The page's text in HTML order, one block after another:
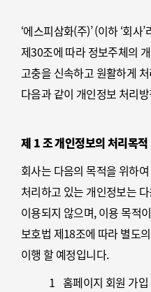
‘에스피삼화(주)’ (이하 ‘회
제30조에 따라 정보주체의
고충을 신속하고 원활하게
다음과 같이 개인정보 처리
제 1 조 개인정보의 처리목적
회사는 다음의 목적을 위하
처리하고 있는 개인정보는
이용되지 않으며, 이용 목적
보호법 제18조에 따라 별도
이행 할 예정입니다.
1 홈페이지 회원 가입